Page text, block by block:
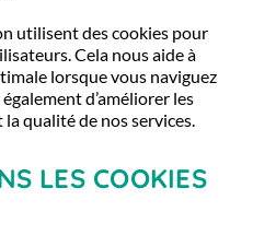
utilisent des cookies pour
Cela nous aide à
lorsque vous naviguez
d’améliorer les
qualité de nos services.
LES COOKIES